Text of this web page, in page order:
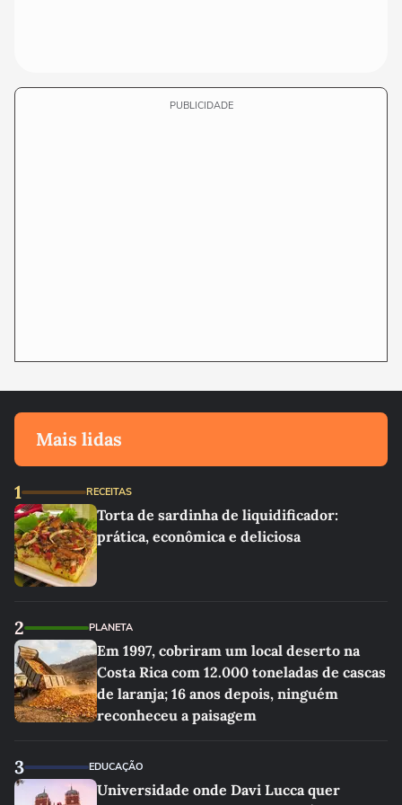
PUBLICIDADE
Mais lidas
1 RECEITAS
Torta de sardinha de liquidificador:
prática, econômica e deliciosa
2 PLANETA
Em 1997, cobriram um local deserto na
Costa Rica com 12.000 toneladas de cascas
de laranja; 16 anos depois, ninguém
reconheceu a paisagem
3 EDUCAÇÃO
Universidade onde Davi Lucca quer